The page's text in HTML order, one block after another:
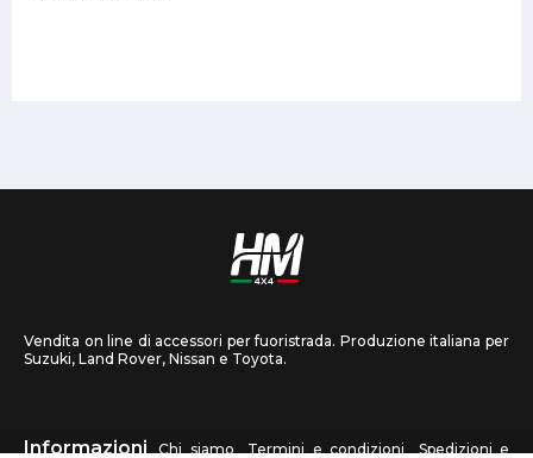
Vendita on line di accessori per fuoristrada. Produzione italiana per
Suzuki, Land Rover, Nissan e Toyota.
Informazioni Chi siamo Termini e condizioni Spedizioni e